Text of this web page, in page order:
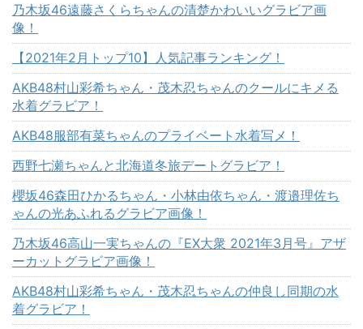
乃木坂46遠藤さくらちゃんの清楚かわいいグラビア画
像！
【2021年2月トップ10】人気記事ランキング！
AKB48村山彩希ちゃん・茂木忍ちゃんのクールにキメる
水着グラビア！
AKB48服部有菜ちゃんのプライベート水着写メ！
西野七瀬ちゃんと北海道冬旅デートグラビア！
櫻坂46森田ひかるちゃん・小林由依ちゃん・渡邉理佐ち
ゃんの光あふれるグラビア画像！
乃木坂46高山一実ちゃんの『EX大衆 2021年3月号』アザ
ーカットグラビア画像！
AKB48村山彩希ちゃん・茂木忍ちゃんの仲良し同期の水
着グラビア！